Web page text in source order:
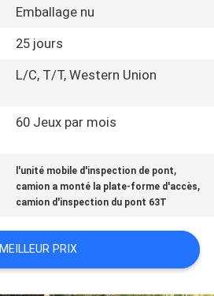
Emballage nu
25 jours
L/C, T/T, Western Union
60 Jeux par mois
l'unité mobile d'inspection de pont,
camion a monté la plate-forme d'accès,
camion d'inspection du pont 63T
MEILLEUR PRIX